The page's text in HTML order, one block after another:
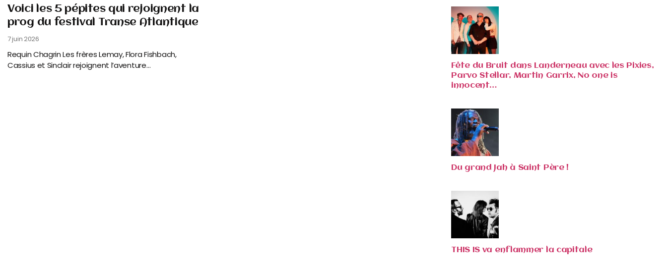
Voici les 5 pépites qui rejoignent la
prog du festival Transe Atlantique
7 juin 2026
Requin Chagrin Les frères Lemay, Flora Fishbach,
Cassius et Sinclair rejoignent l’aventure…
Fête du Bruit dans Landerneau avec les Pixies,
Parvo Stellar, Martin Garrix, No one is
innocent…
Du grand Jah à Saint Père !
THIS IS va enflammer la capitale